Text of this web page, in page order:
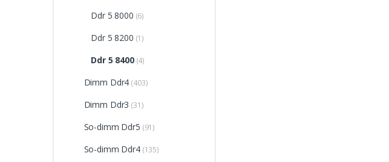
Ddr 5 8000 (6)
Ddr 5 8200 (1)
Ddr 5 8400(4)
Dimm Ddr4 (403)
Dimm Ddr3 (31)
So-dimm Ddr5 (91)
So-dimm Ddr4(135)